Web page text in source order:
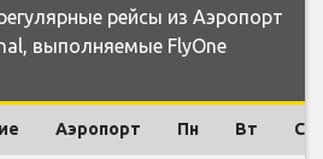
рейсы из Аэропорт
выполняемые FlyOne
Аэропорт Пн Вт Ср